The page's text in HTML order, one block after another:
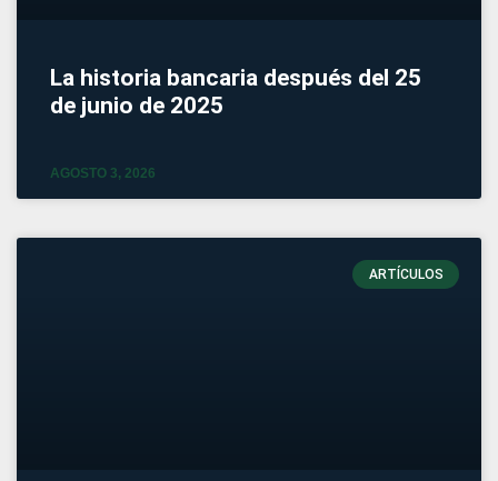
La historia bancaria después del 25
de junio de 2025
AGOSTO 3, 2026
ARTÍCULOS